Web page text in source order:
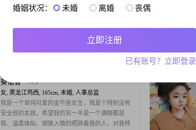
女, 黑龙江鸡西, 165cm, 未婚, 销售专员
跟TA联系
葵诺曹
31岁
女, 黑龙江鸡西, 165cm, 未婚, 人事总监
我是一个单纯可爱的金牛座女生，我是个特别没有
安全感的女孩，希望我的另一半是一个满眼都是
我、温柔体贴、细致入微的照顾着我的人，对我特
婚姻状况： 未婚 离婚 丧偶
立即注册
已有账号？立即登录